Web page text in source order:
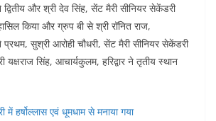
द्वितीय और श्री देव सिंह, सेंट मैरी सीनियर सेकेंडरी
किया और ग्रुप बी से श्री रॉनित राज,
प्रथम, सुश्री आरोही चौधरी, सेंट मैरी सीनियर सेकेंडरी
यक्षराज सिंह, आचार्यकुलम, हरिद्वार ने तृतीय स्थान
में हर्षोल्लास एवं धूमधाम से मनाया गया